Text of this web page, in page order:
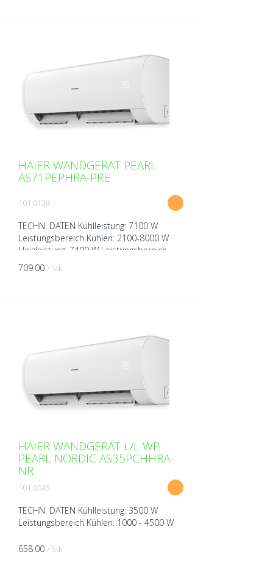
HAIER WANDGERÄT PEARL
AS71PEPHRA-PRE
101.0138
TECHN. DATEN Kühlleistung: 7100 W
Leistungsbereich Kühlen: 2100-8000 W
Heizleistung: 7400 W Leistungsbereich
Heizen: 1500-8500 W Spannung: 230V
über Aussengerät Breite: 1...
709.00 / Stk.
HAIER WANDGERÄT L/L WP
PEARL NORDIC AS35PCHHRA-
NR
101.0045
TECHN. DATEN Kühlleistung: 3500 W
Leistungsbereich Kühlen: 1000 - 4500 W
Heizen: 1000 - 7400 W Spannung: 230V
658.00 / Stk.